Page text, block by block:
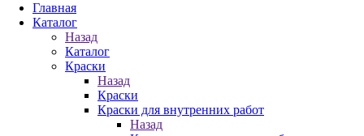
Главная
Каталог
Назад
Каталог
Краски
Назад
Краски
Краски для внутренних работ
Назад